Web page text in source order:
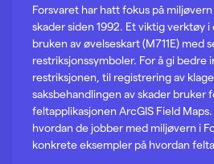
Forsvaret har hatt fokus på
skader siden 1992. Et viktig verktøy
bruken av øvelseskart (M711E) med
restriksjonssymboler. For å gi bedre
restriksjonen, til registrering av
saksbehandlingen av skader bruker
feltapplikasjonen ArcGIS Field
hvordan de jobber med miljøvern i
konkrete eksempler på hvordan